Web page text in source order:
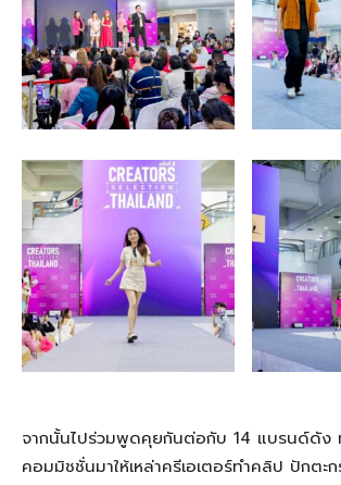
จากนั้นไปร่วมพูดคุยกันต่อกับ 14 แบรนด์ดัง
คอมมิชชั่นมาให้เหล่าครีเอเตอร์ทำคลิป ปักตะ